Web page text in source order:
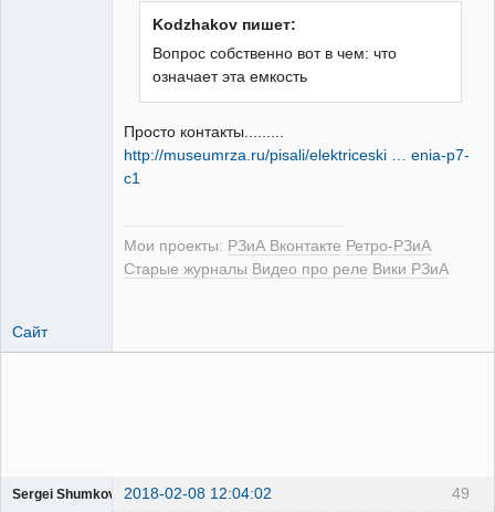
Kodzhakov пишет:
Вопрос собственно вот в чем: что
означает эта емкость
Просто контакты.........
http://museumrza.ru/pisali/elektriceski … enia-p7-
c1
Мои проекты: РЗиА Вконтакте Ретро-РЗиА
Старые журналы Видео про реле Вики РЗиА
Сайт
49
Sergei Shumkov 2018-02-08 12:04:02